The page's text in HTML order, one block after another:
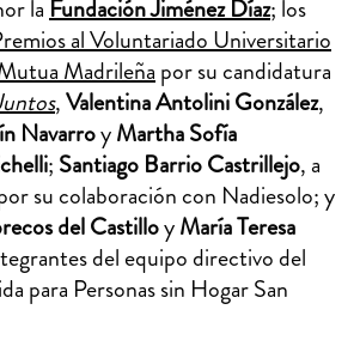
laFundación Jiménez Díaz; los
al Voluntariado Universitario
Madrileñapor su candidatura
,Valentina Antolini González,
NavarroyMartha Sofía
; Santiago Barrio Castrillejo, a
su colaboración con Nadiesolo; y
del CastilloyMaría Teresa
del equipo directivo del
para Personas sin Hogar San